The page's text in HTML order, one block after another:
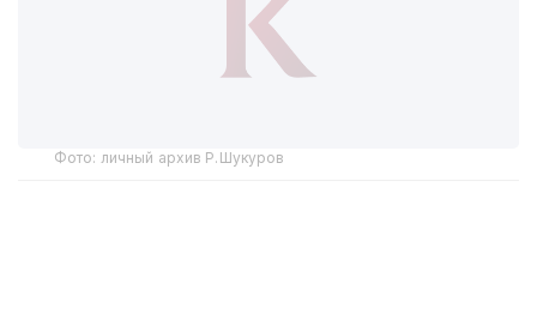
Фото: личный архив Р.Шукуров